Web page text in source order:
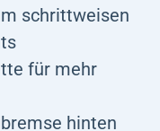
schrittweisen
für mehr
hinten